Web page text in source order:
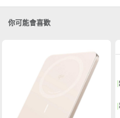
你可能會喜歡